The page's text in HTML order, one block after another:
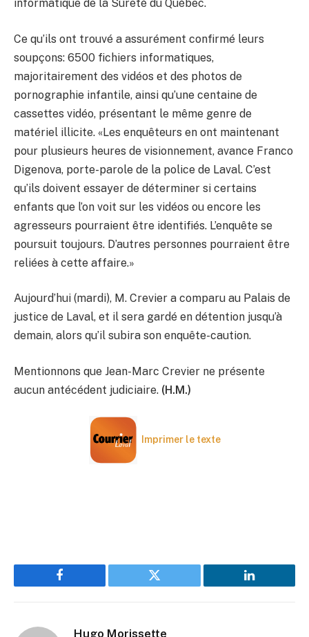
informatique de la Sûreté du Québec.
Ce qu’ils ont trouvé a assurément confirmé leurs
soupçons: 6500 fichiers informatiques,
majoritairement des vidéos et des photos de
pornographie infantile, ainsi qu’une centaine de
cassettes vidéo, présentant le même genre de
matériel illicite. «Les enquêteurs en ont maintenant
pour plusieurs heures de visionnement, avance Franco
Digenova, porte-parole de la police de Laval. C’est
qu’ils doivent essayer de déterminer si certains
enfants que l’on voit sur les vidéos ou encore les
agresseurs pourraient être identifiés. L’enquête se
poursuit toujours. D’autres personnes pourraient être
reliées à cette affaire.»
Aujourd’hui (mardi), M. Crevier a comparu au Palais de
justice de Laval, et il sera gardé en détention jusqu’à
demain, alors qu’il subira son enquête-caution.
Mentionnons que Jean-Marc Crevier ne présente
aucun antécédent judiciaire. (H.M.)
Imprimer le texte
Facebook Twitter LinkedIn
Hugo Morissette